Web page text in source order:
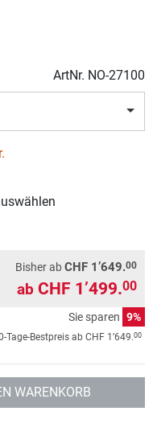
ArtNr. NO-27100
Bisher abCHF 1’649.00
ab CHF 1’499.00
Sie sparen 9%
Tage-Bestpreis ab CHF 1’649.00
WARENKORB